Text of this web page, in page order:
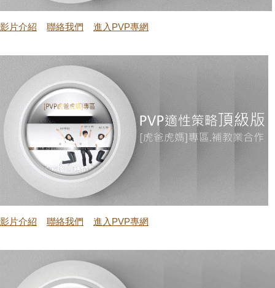
影片介紹 聯絡我們 進入PVP專網
影片介紹 聯絡我們 進入PVP專網